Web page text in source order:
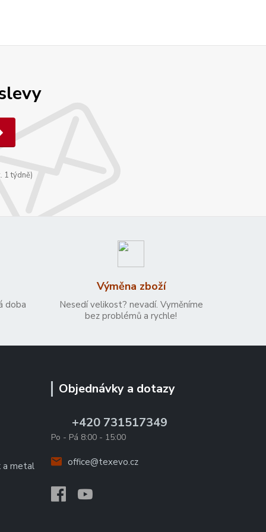
1 týdně)
doba
Výměna zboží
Nesedí velikost? nevadí. Vyměníme
bez problémů a rychle!
a metal
Objednávky a dotazy
+420 731517349
Po - Pá 8:00 - 15:00
office@texevo.cz